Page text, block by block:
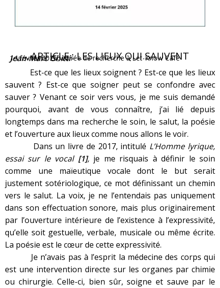
ARTICLE : LES LIEUX QUI SAUVENT
Jean-Marc Ghitti
14 février 2025, soirée de recherche à Let-Know Café
Est-ce que les lieux soignent ? Est-ce que les lieux
sauvent ? Est-ce que soigner peut se confondre avec
sauver ? Venant ce soir vers vous, je me suis demandé
pourquoi, avant de vous connaître, j’ai lié depuis
longtemps dans ma recherche le soin, le salut, la poésie
et l’ouverture aux lieux comme nous allons le voir.
Dans un livre de 2017, intitulé L’Homme lyrique,
essai sur le vocal [1], je me risquais à définir le soin
comme une maïeutique vocale dont le but serait
justement sotériologique, ce mot définissant un chemin
vers le salut. La voix, je ne l’entendais pas uniquement
dans son effectuation sonore, mais plus originairement
par l’ouverture intérieure de l’existence à l’expressivité,
qu’elle soit gestuelle, verbale, musicale ou même écrite.
La poésie est le cœur de cette expressivité.
Je n’avais pas à l’esprit la médecine des corps qui
est une intervention directe sur les organes par chimie
ou chirurgie. Celle-ci, bien sûr, soigne et sauve par le